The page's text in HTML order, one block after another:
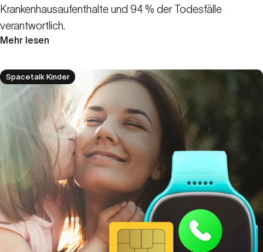
Krankenhausaufenthalte und 94 % der Todesfälle
verantwortlich.
Mehr lesen
Spacetalk Kinder